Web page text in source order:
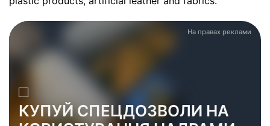
На правах реклами
КУПУЙ СПЕЦДОЗВОЛИ НА